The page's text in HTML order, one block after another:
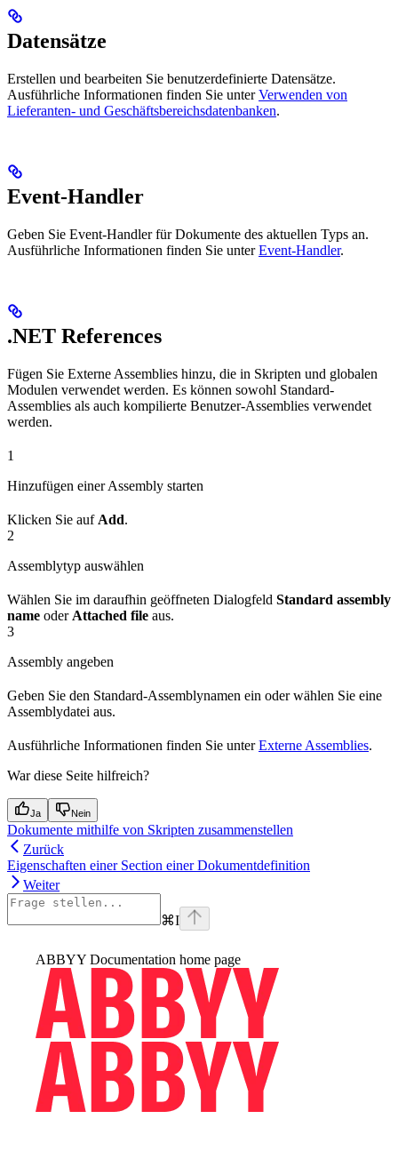
Datensätze
Erstellen und bearbeiten Sie benutzerdefinierte Datensätze.
Ausführliche Informationen finden Sie unterVerwenden von
Lieferanten- und Geschäftsbereichsdatenbanken.
Event-Handler
Geben Sie Event-Handler für Dokumente des aktuellen Typs an.
Ausführliche Informationen finden Sie unterEvent-Handler.
.NET References
Fügen Sie Externe Assemblies hinzu, die in Skripten und globalen
Modulen verwendet werden. Es können sowohl Standard-
Assemblies als auch kompilierte Benutzer-Assemblies verwendet
werden.
1
Hinzufügen einer Assembly starten
Klicken Sie auf Add.
2
Assemblytyp auswählen
Wählen Sie im daraufhin geöffneten Dialogfeld Standard assembly
name oder Attached file aus.
3
Assembly angeben
Geben Sie den Standard-Assemblynamen ein oder wählen Sie eine
Assemblydatei aus.
Ausführliche Informationen finden Sie unterExterne Assemblies.
War diese Seite hilfreich?
Ja Nein
Dokumente mithilfe von Skripten zusammenstellen
Zurück
Eigenschaften einer Section einer Dokumentdefinition
Weiter
⌘I
ABBYY Documentation home page